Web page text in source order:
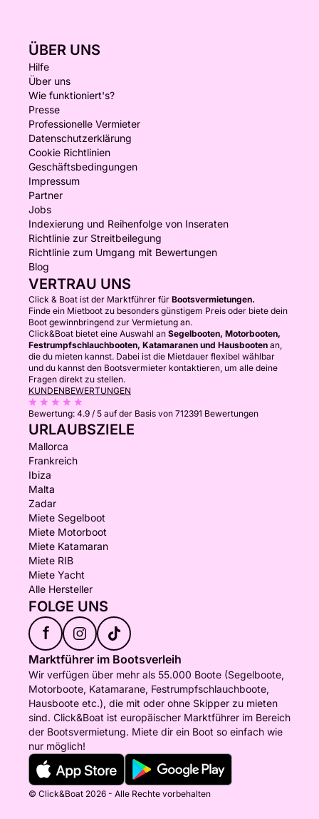
ÜBER UNS
Hilfe
Über uns
Wie funktioniert's?
Presse
Professionelle Vermieter
Datenschutzerklärung
Cookie Richtlinien
Geschäftsbedingungen
Impressum
Partner
Jobs
Indexierung und Reihenfolge von Inseraten
Richtlinie zur Streitbeilegung
Richtlinie zum Umgang mit Bewertungen
Blog
VERTRAU UNS
Click & Boat ist der Marktführer für Bootsvermietungen.
Finde ein Mietboot zu besonders günstigem Preis oder biete dein
Boot gewinnbringend zur Vermietung an.
Click&Boat bietet eine Auswahl an Segelbooten, Motorbooten,
Festrumpfschlauchbooten, Katamaranen und Hausbooten an,
die du mieten kannst. Dabei ist die Mietdauer flexibel wählbar
und du kannst den Bootsvermieter kontaktieren, um alle deine
Fragen direkt zu stellen.
KUNDENBEWERTUNGEN
Bewertung: 4.9 / 5 auf der Basis von 712391 Bewertungen
URLAUBSZIELE
Mallorca
Frankreich
Ibiza
Malta
Zadar
Miete Segelboot
Miete Motorboot
Miete Katamaran
Miete RIB
Miete Yacht
Alle Hersteller
FOLGE UNS
f
Marktführer im Bootsverleih
Wir verfügen über mehr als 55.000 Boote (Segelboote,
Motorboote, Katamarane, Festrumpfschlauchboote,
Hausboote etc.), die mit oder ohne Skipper zu mieten
sind. Click&Boat ist europäischer Marktführer im Bereich
der Bootsvermietung. Miete dir ein Boot so einfach wie
nur möglich!
© Click&Boat 2026 - Alle Rechte vorbehalten